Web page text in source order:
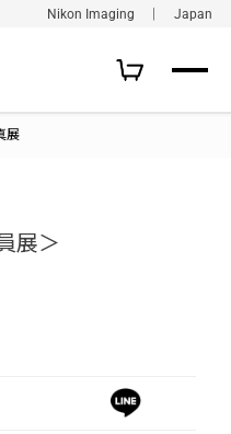
Nikon Imaging ｜ Japan
展
展＞